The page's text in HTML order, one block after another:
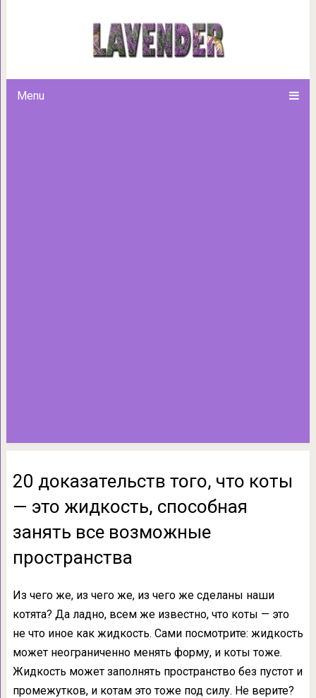
Menu
20 доказательств того, что
занять все
20 доказательств того, что коты
— это жидкость, способная
занять все возможные
пространства
Из чего же, из чего же, из чего же сделаны наши
котята? Да ладно, всем же известно, что коты — это
не что иное как жидкость. Сами посмотрите: жидкость
может неограниченно менять форму, и коты тоже.
Жидкость может заполнять пространство без пустот и
промежутков, и котам это тоже под силу. Не верите?